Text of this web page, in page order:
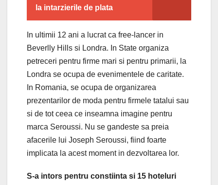
la intarzierile de plata
In ultimii 12 ani a lucrat ca free-lancer in
Beverlly Hills si Londra. In State organiza
petreceri pentru firme mari si pentru primarii, la
Londra se ocupa de evenimentele de caritate.
In Romania, se ocupa de organizarea
prezentarilor de moda pentru firmele tatalui sau
si de tot ceea ce inseamna imagine pentru
marca Seroussi. Nu se gandeste sa preia
afacerile lui Joseph Seroussi, fiind foarte
implicata la acest moment in dezvoltarea lor.
S-a intors pentru constiinta si 15 hoteluri